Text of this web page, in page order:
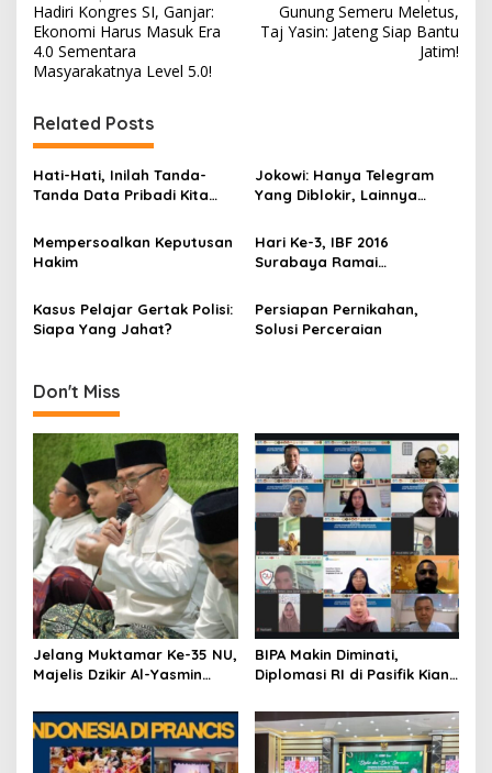
o
s
n
a
v
g
a
t
i
n
Hadiri Kongres SI, Ganjar:
Ekonomi Harus Masuk Era
4.0 Sementara
Masyarakatnya Level 5.0!
Gunung Semeru Meletus,
Taj Yasin: Jateng Siap Bantu
Jatim!
Related Posts
Hati-Hati, Inilah Tanda-
Tanda Data Pribadi Kita
Jokowi: Hanya Telegram
Yang Diblokir, Lainnya
Mempersoalkan Keputusan
Hakim
Hari Ke-3, IBF 2016
Surabaya Ramai
Kasus Pelajar Gertak Polisi:
Siapa Yang Jahat?
Persiapan Pernikahan,
Solusi Perceraian
Don't Miss
Jelang Muktamar Ke-35 NU,
Majelis Dzikir Al-Yasmin
Persatuan Bangsa
BIPA Makin Diminati,
Diplomasi RI di Pasifik Kian